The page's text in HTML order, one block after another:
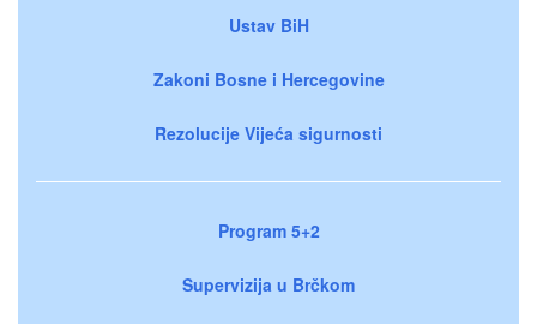
Ustav BiH
Zakoni Bosne i Hercegovine
Rezolucije Vijeća sigurnosti
Program 5+2
Supervizija u Brčkom